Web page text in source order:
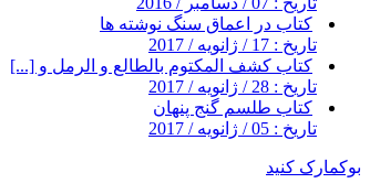
کتاب در اعماق سنگ نوشته ها
تاریخ : 17 / ژانویه / 2017
کتاب کشف المکتوم بالطالع و الرمل و [...]
تاریخ : 28 / ژانویه / 2017
کتاب طلسم گنج پنهان
تاریخ : 05 / ژانویه / 2017
بوکمارک کنید